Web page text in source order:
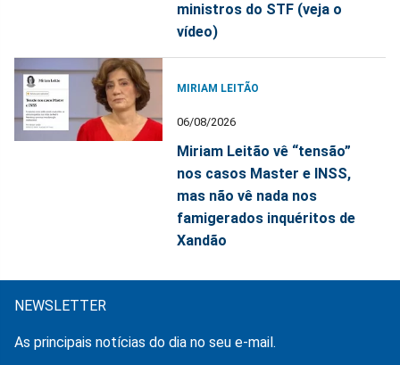
ministros do STF (veja o
vídeo)
MIRIAM LEITÃO
06/08/2026
Miriam Leitão vê “tensão”
nos casos Master e INSS,
mas não vê nada nos
famigerados inquéritos de
Xandão
NEWSLETTER
As principais notícias do dia no seu e-mail.